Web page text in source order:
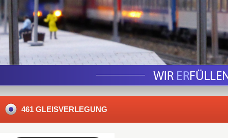
461 GLEISVERLEGUNG